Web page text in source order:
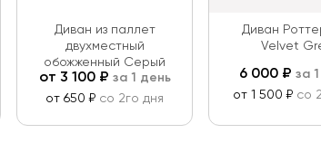
Диван из паллет
двухместный
обожженный Серый
от 3 100₽ за 1 день
от 650 ₽ со 2го дня
Диван
Velvet
6 000 ₽ за
от 1 500 ₽ со